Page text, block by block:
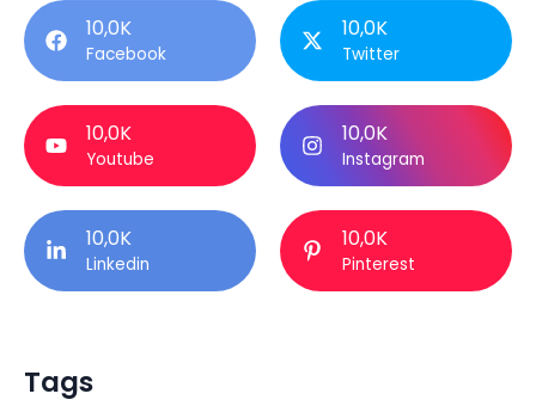
10,0K
Facebook
10,0K
Twitter
10,0K
Youtube
10,0K
Instagram
10,0K
Linkedin
10,0K
Pinterest
Tags